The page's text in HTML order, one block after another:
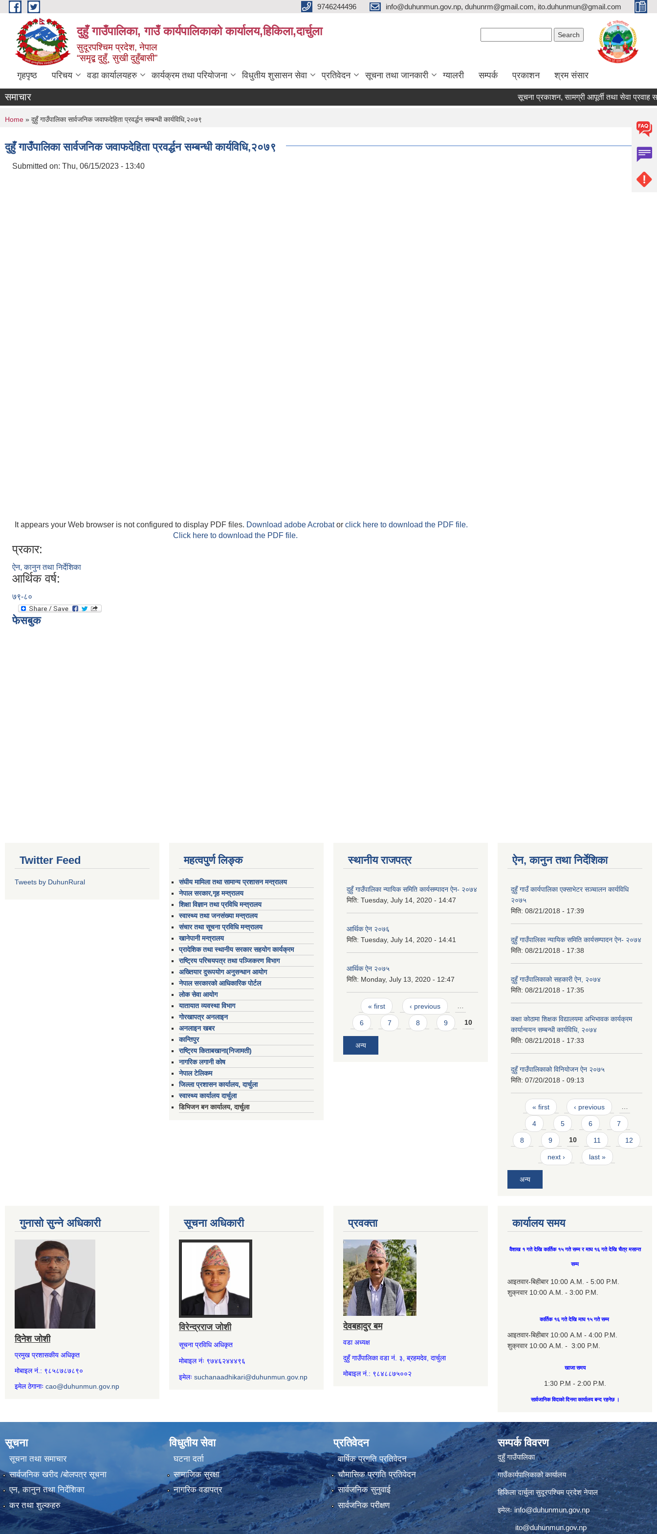
Skip to main content 9746244496 info@duhunmun.gov.np, duhunrm@gmail.com, ito.duhunmun@gmail.com
दुहुँ गाउँपालिका, गाउँ कार्यपालिकाको कार्यालय,हिकिला,दार्चुला
सुदूरपश्चिम प्रदेश, नेपाल
“समृद्ब दुहुँ¸ सुखी दुहुँबासी”
गृहपृष्ठ परिचय वडा कार्यालयहरु कार्यक्रम तथा परियोजना विधुतीय शुसासन सेवा प्रतिवेदन सूचना तथा जानकारी ग्यालरी सम्पर्क प्रकाशन श्रम संसार
समाचार सूचना प्रकाशन, सामग्री आपूर्ती तथा सेवा प्रवाह
You are here
Home » दुहुँ गाउँपालिका सार्वजनिक जवाफदेहिता प्रवर्द्धन सम्बन्धी कार्यविधि,२०७९
दुहुँ गाउँपालिका सार्वजनिक जवाफदेहिता प्रवर्द्धन सम्बन्धी कार्यविधि,२०७९
Submitted on: Thu, 06/15/2023 - 13:40
It appears your Web browser is not configured to display PDF files. Download adobe Acrobator click here to download the PDF file.
Click here to download the PDF file.
प्रकार:
ऐन, कानुन तथा निर्देशिका
आर्थिक वर्ष:
७९-८०
फेसबुक
Twitter Feed
Tweets by DuhunRural
महत्वपुर्ण लिङ्क
संघीय मामिला तथा सामान्य प्रशासन मन्त्रालय
नेपाल सरकार,गृह मन्त्रालय
शिक्षा विज्ञान तथा प्रविधि मन्त्रालय
स्वास्थ्य तथा जनसंख्या मन्त्रालय
संचार तथा सूचना प्रविधि मन्त्रालय
खानेपानी मन्त्रालय
प्रादेशिक तथा स्थानीय सरकार सहयोग कार्यक्रम
राष्ट्रिय परिचयपत्र तथा पञ्जिकरण विभाग
अख्तियार दुरूपयोग अनुसन्धान आयोग
नेपाल सरकारको आधिकारिक पोर्टल
लोक सेवा आयोग
यातायात व्यवस्था विभाग
गोरखापत्र अनलाइन
अनलाइन खबर
कान्तिपुर
राष्ट्रिय किताबखाना(निजामती)
नागरिक लगानी कोष
नेपाल टेलिकम
जिल्ला प्रशासन कार्यालय, दार्चुला
स्वास्थ्य कार्यालय दार्चुला
डिभिजन बन कार्यालय, दार्चुला
स्थानीय राजपत्र
दुहुँ गाउँपालिका न्यायिक समिति कार्यसम्पादन ऐन- २०७४
मिति: Tuesday, July 14, 2020 - 14:47
आर्थिक ऐन २०७६
मिति: Tuesday, July 14, 2020 - 14:41
आर्थिक ऐन २०७५
मिति: Monday, July 13, 2020 - 12:47
Pages
« first ‹ previous …
6 7 8 9 10
अन्य
ऐन, कानुन तथा निर्देशिका
दुहुँ गाउँ कार्यपालिका एक्साभेटर सञ्चालन कार्यविधि
२०७५
मिति: 08/21/2018 - 17:39
दुहुँ गाउँपालिका न्यायिक समिति कार्यसम्पादन ऐन- २०७४
मिति: 08/21/2018 - 17:38
दुहुँ गाउँपालिकाको सहकारी ऐन, २०७४
मिति: 08/21/2018 - 17:35
कक्षा कोठामा शिक्षक विद्यालयमा अभिभावक कार्यक्रम
कार्यान्वयन सम्बन्धी कार्यविधि, २०७४
मिति: 08/21/2018 - 17:33
दुहुँ गाउँपालिकाको विनियोजन ऐन २०७५
मिति: 07/20/2018 - 09:13
Pages
« first ‹ previous …
4 5 6 7
8 9 10 11 12
next › last »
अन्य
गुनासो सुन्ने अधिकारी
दिनेश जोशी
प्रमुख प्रशासकीय अधिकृत
मोबाइल नं.: ९८५८७८७८९०
इमेल ठेगानाः cao@duhunmun.gov.np
सूचना अधिकारी
विरेन्द्रराज जोशी
सूचना प्रविधि अधिकृत
मोबाइल नंः ९७४६२४४४९६
इमेलः suchanaadhikari@duhunmun.gov.np
प्रवक्ता
देवबहादुर बम
वडा अध्यक्ष
दुहुँ गाउँपालिका वडा नं. ३, ब्रहमदेव, दार्चुला
मोबाइल नं.: ९८४८८७५००२
कार्यालय समय
वैशाख १ गते देखि कार्तिक १५ गते सम्म र माघ १६ गते देखि चैत्र मसान्त
सम्म
आइतवार-बिहीबार 10:00 A.M. - 5:00 P.M.
शुक्रवार 10:00 A.M. - 3:00 P.M.
कार्तिक १६ गते देखि माघ १५ गते सम्म
आइतवार-बिहीबार 10:00 A.M - 4:00 P.M.
शुक्रवार 10:00 A.M. - 3:00 P.M.
खाजा समय
1:30 P.M - 2:00 P.M.
सार्वजानिक विदाको दिनमा कार्यालय बन्द रहनेछ ।
सूचना
सूचना तथा समाचार
सार्वजनिक खरीद /बोलपत्र सूचना
एन, कानुन तथा निर्देशिका
कर तथा शुल्कहरु
विधुतीय सेवा
घटना दर्ता
सामाजिक सुरक्षा
नागरिक वडापत्र
प्रतिवेदन
वार्षिक प्रगति प्रतिवेदन
चौमासिक प्रगति प्रतिवेदन
सार्वजनिक सुनुवाई
सार्वजनिक परीक्षण
सम्पर्क विवरण
दुहुँ गाउँपालिका
गाउँकार्यपालिकाको कार्यालय
हिकिला दार्चुला सुदूरपश्चिम प्रदेश नेपाल
इमेलःinfo@duhunmun.gov.np
ito@duhunmun.gov.np